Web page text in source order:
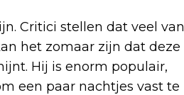
Critici stellen dat veel van
het zomaar zijn dat deze
Hij is enorm populair,
een paar nachtjes vast te